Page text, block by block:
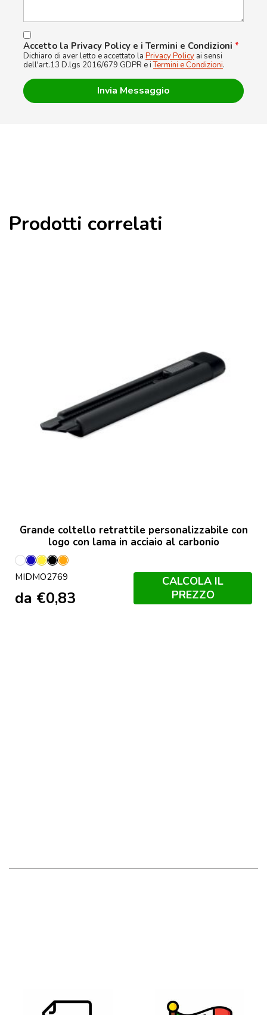
Accetto la Privacy Policy e i Termini e Condizioni *
Dichiaro di aver letto e accettato la Privacy Policy ai sensi
dell'art.13 D.lgs 2016/679 GDPR e iTermini e Condizioni.
Prodotti correlati
Grande coltello retrattile personalizzabile con
logo con lama in acciaio al carbonio
Bianco
BluGiallo
NeroArancio
MIDMO2769
da €0,83
CALCOLA IL
PREZZO